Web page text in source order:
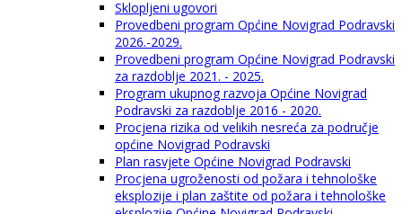
Sklopljeni ugovori
Provedbeni program Općine Novigrad Podravski
2026.-2029.
Provedbeni program Općine Novigrad Podravski
za razdoblje 2021. - 2025.
Program ukupnog razvoja Općine Novigrad
Podravski za razdoblje 2016 - 2020.
Procjena rizika od velikih nesreća za područje
općine Novigrad Podravski
Plan rasvjete Općine Novigrad Podravski
Procjena ugroženosti od požara i tehnološke
eksplozije i plan zaštite od požara i tehnološke